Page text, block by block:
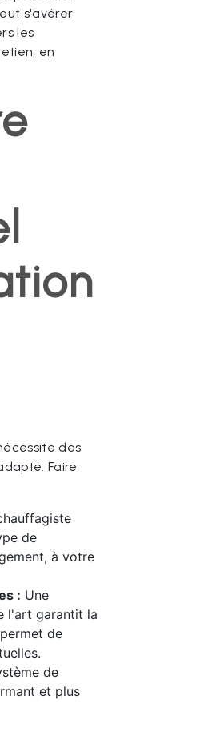
s'avérer
les
en
des
Faire
de
à votre
: Une
l'art garantit la
de
de
et plus